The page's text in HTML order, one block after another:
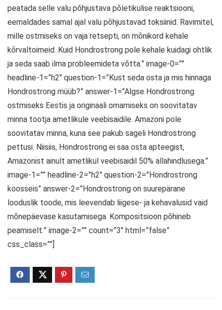
peatada selle valu põhjustava põletikulise reaktsiooni,
eemaldades samal ajal valu põhjustavad toksiinid. Ravimitel,
mille ostmiseks on vaja retsepti, on mõnikord kehale
kõrvaltoimeid. Kuid Hondrostrong pole kehale kuidagi ohtlik
ja seda saab ilma probleemideta võtta.” image-0=””
headline-1=”h2″ question-1=”Kust seda osta ja mis hinnaga
Hondrostrong müüb?” answer-1=”Algse Hondrostrong
ostmiseks Eestis ja originaali omamiseks on soovitatav
minna tootja ametlikule veebisaidile. Amazoni pole
soovitatav minna, kuna see pakub sageli Hondrostrong
pettusi. Niisiis, Hondrostrong ei saa osta apteegist,
Amazonist ainult ametlikul veebisaidil 50% allahindlusega.”
image-1=”” headline-2=”h2″ question-2=”Hondrostrong
koosseis” answer-2=”Hondrostrong on suurepärane
looduslik toode, mis leevendab liigese- ja kehavalusid vaid
mõnepäevase kasutamisega. Kompositsioon põhineb
peamiselt:” image-2=”” count=”3″ html=”false”
css_class=””]